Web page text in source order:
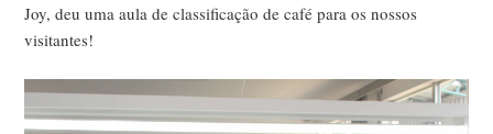
Joy, deu uma aula de classificação de café para os nossos
visitantes!